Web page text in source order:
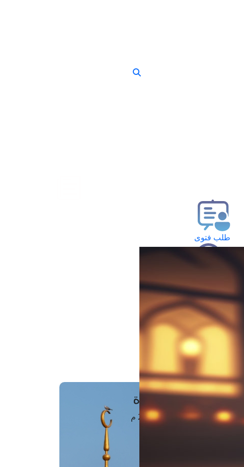
طلب فتوى
حجز موعد
مَواقِيتُ الصَّـــلاة
القاهرة · 06 أغسطس 2026 م